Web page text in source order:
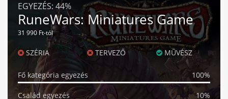
EGYEZÉS: 44%
RuneWars: Miniatures Game
31 990 Ft-tól
SZÉRIA TERVEZŐ MŰVÉSZ
Fő kategória egyezés 100%
Család egyezés 10%